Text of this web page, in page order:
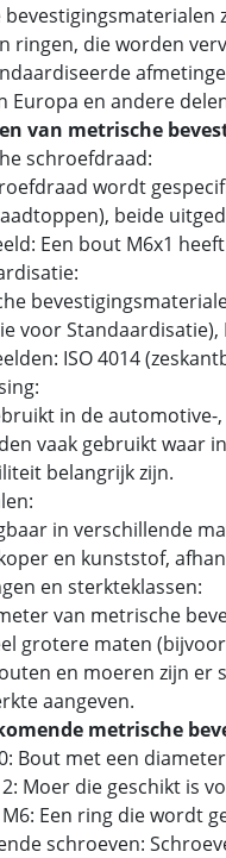
ringen, die worden
Europa en andere
van metrische
schroefdraad:
wordt
beide
Een bout M6x1
voor
ISO 4014
in de
vaak gebruikt waar
belangrijk zijn.
in verschillende
en kunststof,
en sterkteklassen:
van metrische
grotere maten
en moeren zijn er
aangeven.
metrische
Bout met een
Moer die geschikt is
Een ring die wordt
schroeven: